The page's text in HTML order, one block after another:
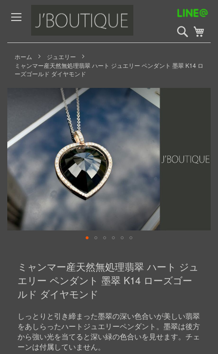
to
Content
検
索
開
ホーム
ジュエリー
ミャンマー産天然無処理翡翠 ハート ジュエリー ペンダント 墨翠 K14 ロ
ーズゴールド ダイヤモンド
the
images
gallery
beginning
images
ミャンマー産天然無処理翡翠 ハート ジュ
エリー ペンダント 墨翠 K14 ローズゴー
ルド ダイヤモンド
しっとりと引き締まった墨翠の深い色合いが美しい翡翠
をあしらったハートジュエリーペンダント。墨翠は後方
から強い光を当てると深い緑の色合いを見せます。チェ
ーンは付属していません。